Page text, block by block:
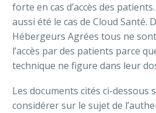
forte en cas d’accès des
aussi été le cas de Cloud Santé.
Hébergeurs Agrées tous ne
l’accès par des patients parce
technique ne figure dans leur
Les documents cités ci-dessous
considérer sur le sujet de